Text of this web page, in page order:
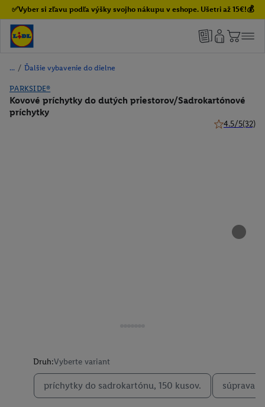
✅Vyber si zľavu podľa výšky svojho nákupu v eshope. Ušetri až 15€!💰
/ Ďalšie vybavenie do dielne
PARKSIDE®
Kovové príchytky do dutých priestorov/Sadrokartónové
príchytky
4.5/5(32)
Druh:Vyberte variant
príchytky do sadrokartónu, 150 kusov. súprava